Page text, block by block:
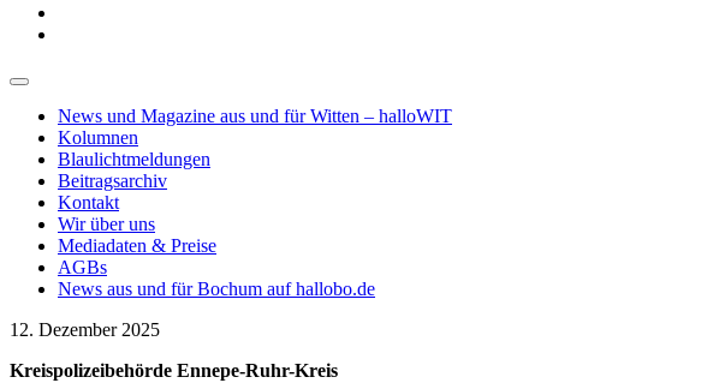
News und Magazine aus und für Witten – halloWIT
Kolumnen
Blaulichtmeldungen
Beitragsarchiv
Kontakt
Wir über uns
Mediadaten & Preise
AGBs
News aus und für Bochum auf hallobo.de
12. Dezember 2025
Kreispolizeibehörde Ennepe-Ruhr-Kreis